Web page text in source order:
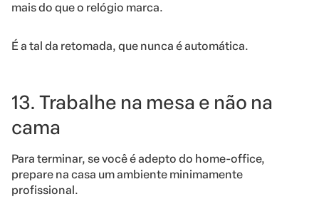
mais do que o relógio marca.
É a tal da retomada, que nunca é automática.
13. Trabalhe na mesa e não na
cama
Para terminar, se você é adepto do home-office,
prepare na casa um ambiente minimamente
profissional.